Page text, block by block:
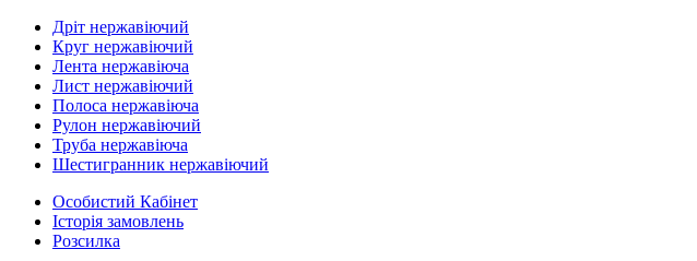
Дріт нержавіючий
Круг нержавіючий
Лента нержавіюча
Лист нержавіючий
Полоса нержавіюча
Рулон нержавіючий
Труба нержавіюча
Шестигранник нержавіючий
Особистий Кабінет
Історія замовлень
Розсилка